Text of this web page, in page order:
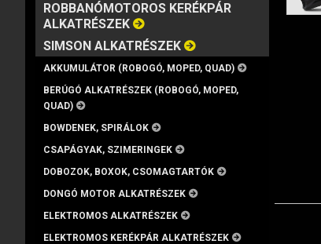
ROBBANÓMOTOROS KERÉKPÁR
ALKATRÉSZEK
SIMSON ALKATRÉSZEK
AKKUMULÁTOR (ROBOGÓ, MOPED, QUAD)
BERÚGÓ ALKATRÉSZEK (ROBOGÓ, MOPED,
QUAD)
BOWDENEK, SPIRÁLOK
CSAPÁGYAK, SZIMERINGEK
DOBOZOK, BOXOK, CSOMAGTARTÓK
DONGÓ MOTOR ALKATRÉSZEK
ELEKTROMOS ALKATRÉSZEK
ELEKTROMOS KERÉKPÁR ALKATRÉSZEK